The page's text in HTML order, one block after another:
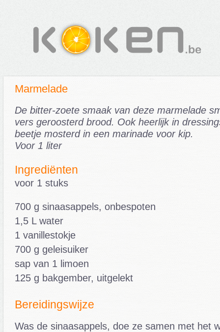
Marmelade
De bitter-zoete smaak van deze marmelade
vers geroosterd brood. Ook heerlijk in
beetje mosterd in een marinade voor kip.
Voor 1 liter
Ingrediënten
voor 1 stuks
700 g sinaasappels, onbespoten
1,5 L water
1 vanillestokje
700 g geleisuiker
sap van 1 limoen
125 g bakgember, uitgelekt
Bereidingswijze
Was de sinaasappels, doe ze samen met het